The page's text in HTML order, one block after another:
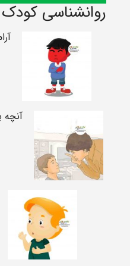
روانشناسی کودک
آنچه